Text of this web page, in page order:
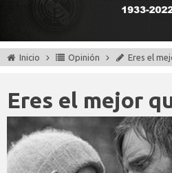
Inicio Opinión Eres el
Eres el mejor